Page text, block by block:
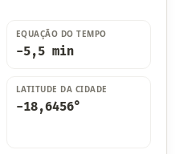
EQUAÇÃO DO TEMPO
-5,5 min
LATITUDE DA CIDADE
-18,6456°